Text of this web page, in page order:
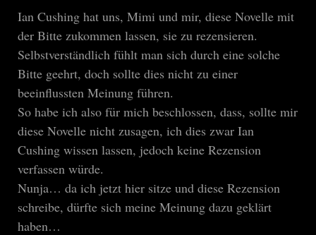
Ian Cushing hat uns, Mimi und mir, diese Novelle mit
der Bitte zukommen lassen, sie zu rezensieren.
Selbstverständlich fühlt man sich durch eine solche
Bitte geehrt, doch sollte dies nicht zu einer
beeinflussten Meinung führen.
So habe ich also für mich beschlossen, dass, sollte mir
diese Novelle nicht zusagen, ich dies zwar Ian
Cushing wissen lassen, jedoch keine Rezension
verfassen würde.
Nunja… da ich jetzt hier sitze und diese Rezension
schreibe, dürfte sich meine Meinung dazu geklärt
haben…